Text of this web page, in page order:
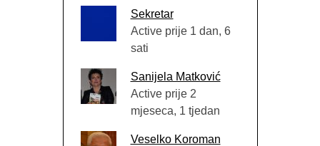
Sekretar
Active prije 1 dan, 6
sati
Sanijela Matković
Active prije 2
mjeseca, 1 tjedan
Veselko Koroman